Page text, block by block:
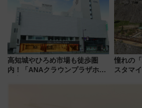
高知城やひろめ市場も徒歩圏
内！「ANAクラウンプラザホテ
憧れの
スタマ